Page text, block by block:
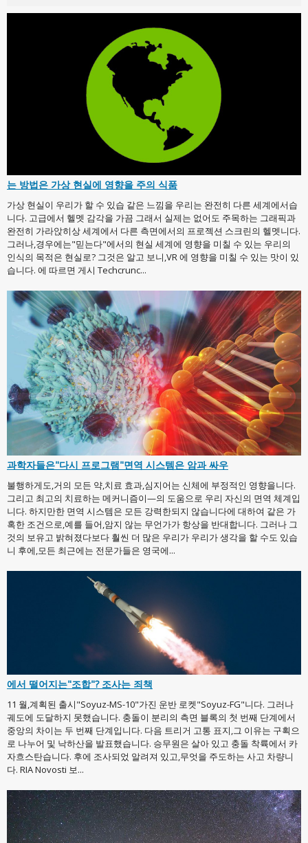
는 방법은 가상 현실에 영향을 주의 식품
가상 현실이 우리가 할 수 있습 같은 느낌을 우리는 완전히 다른 세계에서습
니다. 고급에서 헬멧 감각을 가끔 그래서 실제는 없어도 주목하는 그래픽과
완전히 가라앉히상 세계에서 다른 측면에서의 프로젝션 스크린의 헬멧니다.
그러나,경우에는"믿는다"에서의 현실 세계에 영향을 미칠 수 있는 우리의
인식의 목적은 현실로? 그것은 알고 보니,VR 에 영향을 미칠 수 있는 맛이 있
습니다. 에 따르면 게시 Techcrunc...
과학자들은"다시 프로그램"면역 시스템은 암과 싸우
불행하게도,거의 모든 약,치료 효과,심지어는 신체에 부정적인 영향을니다.
그리고 최고의 치료하는 메커니즘이—의 도움으로 우리 자신의 면역 체계입
니다. 하지만한 면역 시스템은 모든 강력한되지 않습니다에 대하여 같은 가
혹한 조건으로,예를 들어,암지 않는 무언가가 항상을 반대합니다. 그러나 그
것의 보유고 밝혀졌다보다 훨씬 더 많은 우리가 우리가 생각을 할 수도 있습
니 후에,모든 최근에는 전문가들은 영국에...
에서 떨어지는"조합"? 조사는 죄책
11 월,계획된 출시"Soyuz-MS-10"가진 운반 로켓"Soyuz-FG"니다. 그러나
궤도에 도달하지 못했습니다. 충돌이 분리의 측면 블록의 첫 번째 단계에서
중앙의 차이는 두 번째 단계입니다. 다음 트리거 고통 표지,그 이유는 구획으
로 나누어 및 낙하산을 발표했습니다. 승무원은 살아 있고 충돌 착륙에서 카
자흐스탄습니다. 후에 조사되었 알려져 있고,무엇을 주도하는 사고 차량니
다. RIA Novosti 보...